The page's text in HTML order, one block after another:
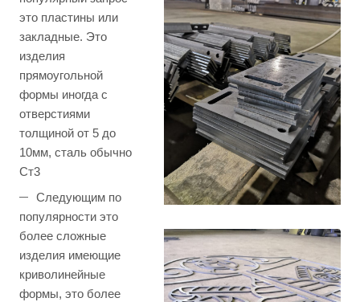
это пластины или
закладные. Это
изделия
прямоугольной
формы иногда с
отверстиями
толщиной от 5 до
10мм, сталь обычно
Ст3
Следующим по
популярности это
более сложные
изделия имеющие
криволинейные
формы, это более